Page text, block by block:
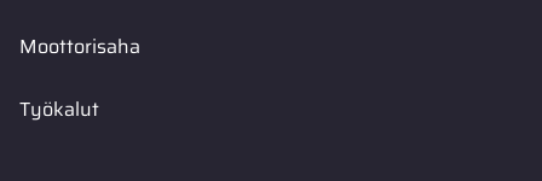
Moottorisaha
Työkalut